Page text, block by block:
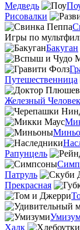
Медведь
Рисовалки
Игры по
Бакуган
Путешественница
Железный Человек
Рапунцель
Патруль
Прекрасная
Халк